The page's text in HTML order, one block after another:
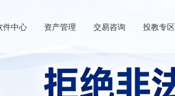
件中心 资产管理 交易咨询 投教专区